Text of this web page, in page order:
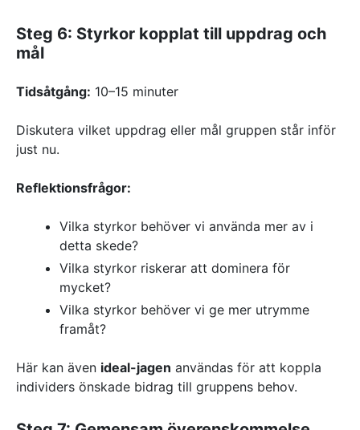
Steg 6: Styrkor kopplat till uppdrag och
mål
Tidsåtgång: 10–15 minuter
Diskutera vilket uppdrag eller mål gruppen står inför
just nu.
Reflektionsfrågor:
Vilka styrkor behöver vi använda mer av i
detta skede?
Vilka styrkor riskerar att dominera för
mycket?
Vilka styrkor behöver vi ge mer utrymme
framåt?
Här kan även ideal-jagen användas för att koppla
individers önskade bidrag till gruppens behov.